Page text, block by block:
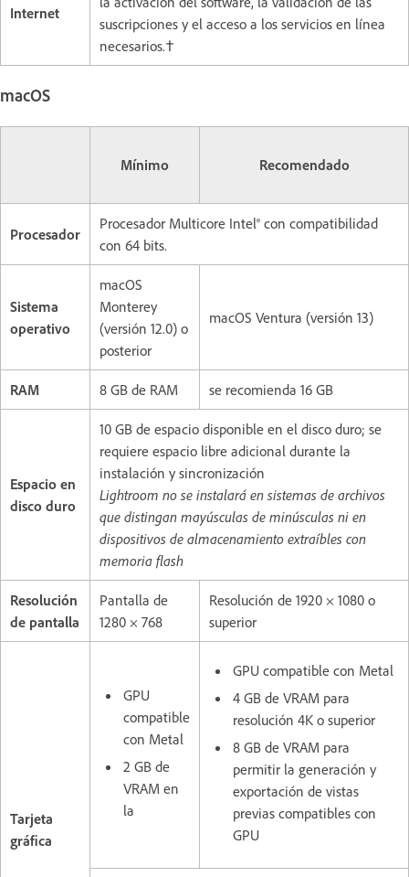
Internet
suscripciones y el acceso a los servicios en línea
necesarios.†
macOS
Mínimo Recomendado
Procesador
Procesador Multicore Intel® con compatibilidad
con 64 bits.
Sistema
operativo
macOS
Monterey
(versión 12.0) o
posterior
macOS Ventura (versión 13)
RAM 8 GB de RAM se recomienda 16 GB
Espacio en
disco duro
10 GB de espacio disponible en el disco duro; se
requiere espacio libre adicional durante la
instalación y sincronización
Lightroom no se instalará en sistemas de archivos
que distingan mayúsculas de minúsculas ni en
dispositivos de almacenamiento extraíbles con
memoria flash
Resolución
de pantalla
Pantalla de
1280 × 768
Resolución de 1920 × 1080 o
superior
Tarjeta
gráfica
GPU
compatible
con Metal
2 GB de
VRAM en
la
GPU compatible con Metal
4 GB de VRAM para
resolución 4K o superior
8 GB de VRAM para
permitir la generación y
exportación de vistas
previas compatibles con
GPU